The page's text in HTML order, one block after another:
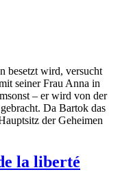
besetzt wird, versucht
seiner Frau Anna in
– er wird von der
Da Bartok das
der Geheimen
la liberté